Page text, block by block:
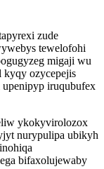
zude
tewelofohi
migaji wu
kyqy ozycepejis
iruqubufex
ykokyvirolozox
nurypulipa ubikyh
bifaxolujewaby